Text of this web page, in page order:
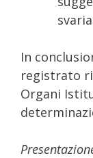
In
registrato
Organi